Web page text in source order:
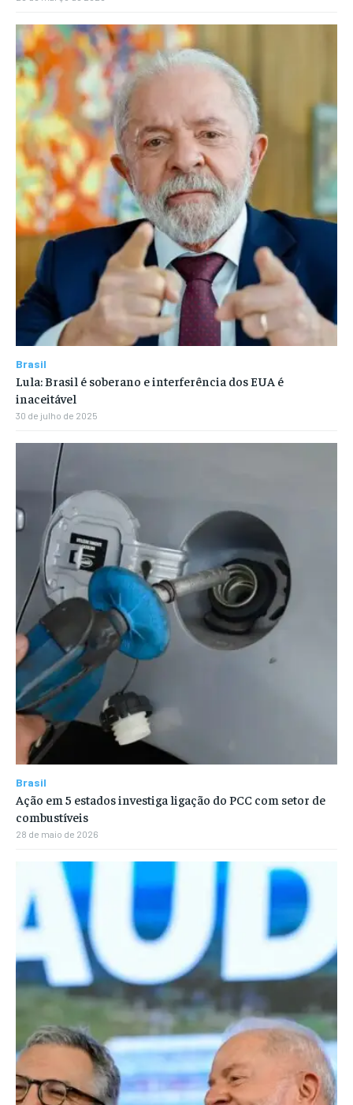
Brasil
Lula: Brasil é soberano e interferência dos EUA é
inaceitável
30 de julho de 2025
Brasil
Ação em 5 estados investiga ligação do PCC com setor de
combustíveis
28 de maio de 2026